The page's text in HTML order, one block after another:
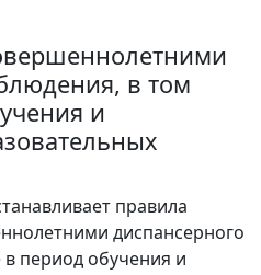
в том
и
правила
диспансерного
период обучения и